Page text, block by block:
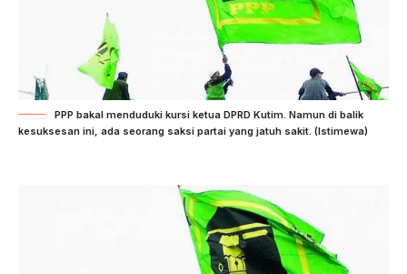
PPP bakal menduduki kursi ketua DPRD Kutim. Namun di balik
kesuksesan ini, ada seorang saksi partai yang jatuh sakit. (Istimewa)